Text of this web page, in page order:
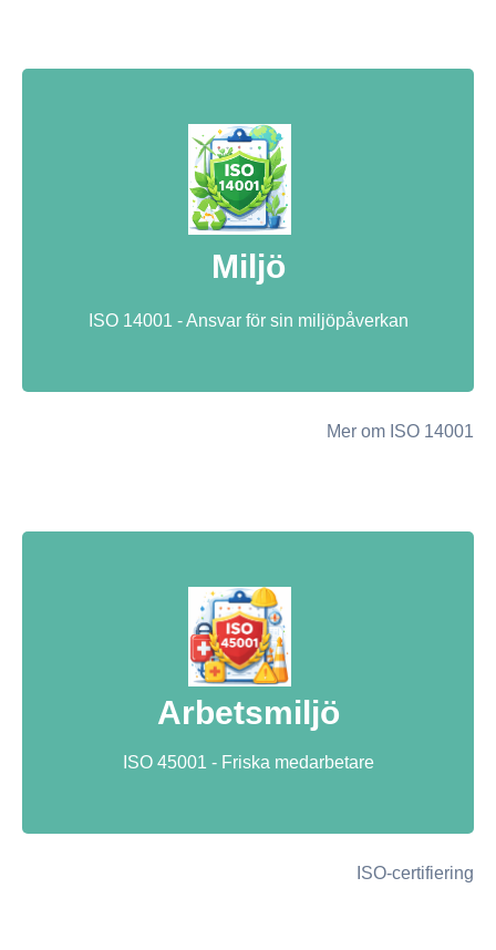
Miljö
ISO 14001 - Ansvar för sin miljöpåverkan
Mer om ISO 14001
Arbetsmiljö
ISO 45001 - Friska medarbetare
ISO-certifiering